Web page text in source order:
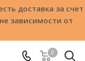
доставка за счет
зависимости от
0